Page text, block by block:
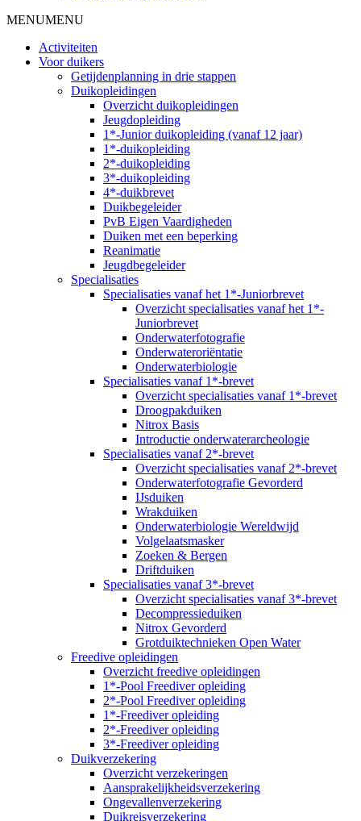
MENUMENU
Activiteiten
Voor duikers
Getijdenplanning in drie stappen
Duikopleidingen
Overzicht duikopleidingen
Jeugdopleiding
1*-Junior duikopleiding (vanaf 12 jaar)
1*-duikopleiding
2*-duikopleiding
3*-duikopleiding
4*-duikbrevet
Duikbegeleider
PvB Eigen Vaardigheden
Duiken met een beperking
Reanimatie
Jeugdbegeleider
Specialisaties
Specialisaties vanaf het 1*-Juniorbrevet
Overzicht specialisaties vanaf het 1*-
Juniorbrevet
Onderwaterfotografie
Onderwateroriëntatie
Onderwaterbiologie
Specialisaties vanaf 1*-brevet
Overzicht specialisaties vanaf 1*-brevet
Droogpakduiken
Nitrox Basis
Introductie onderwaterarcheologie
Specialisaties vanaf 2*-brevet
Overzicht specialisaties vanaf 2*-brevet
Onderwaterfotografie Gevorderd
IJsduiken
Wrakduiken
Onderwaterbiologie Wereldwijd
Volgelaatsmasker
Zoeken & Bergen
Driftduiken
Specialisaties vanaf 3*-brevet
Overzicht specialisaties vanaf 3*-brevet
Decompressieduiken
Nitrox Gevorderd
Grotduiktechnieken Open Water
Freedive opleidingen
Overzicht freedive opleidingen
1*-Pool Freediver opleiding
2*-Pool Freediver opleiding
1*-Freediver opleiding
2*-Freediver opleiding
3*-Freediver opleiding
Duikverzekering
Overzicht verzekeringen
Aansprakelijkheidsverzekering
Ongevallenverzekering
Duikreisverzekering